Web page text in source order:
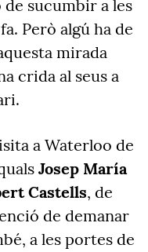
sucumbir a les
Però algú ha de
mirada
crida al seus a
a Waterloo de
Josep María
Castells, de
de demanar
a les portes de